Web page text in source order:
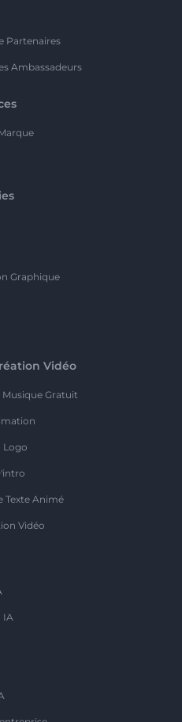
Partenaires
Ambassadeurs
Graphique
Vidéo
Musique Gratuit
Logo
Texte Animé
Vidéo
IA